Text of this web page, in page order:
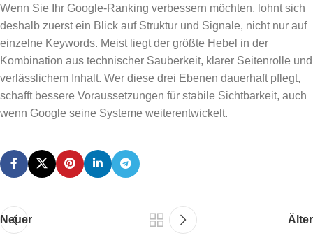
Wenn Sie Ihr Google-Ranking verbessern möchten, lohnt sich
deshalb zuerst ein Blick auf Struktur und Signale, nicht nur auf
einzelne Keywords. Meist liegt der größte Hebel in der
Kombination aus technischer Sauberkeit, klarer Seitenrolle und
verlässlichem Inhalt. Wer diese drei Ebenen dauerhaft pflegt,
schafft bessere Voraussetzungen für stabile Sichtbarkeit, auch
wenn Google seine Systeme weiterentwickelt.
Neuer Älter